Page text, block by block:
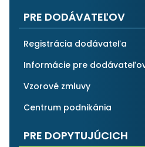
PRE DODÁVATEĽOV
Registrácia dodávateľa
Informácie pre
Vzorové zmluvy
Centrum podnikánia
PRE DOPYTUJÚCICH